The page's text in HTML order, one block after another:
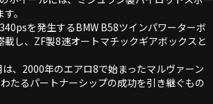
。
を発生するBMW B58ツインパワーターボ
し、ZF製8速オートマチックギアボックスと
、2000年のエアロ8で始まったマルヴァーン
たるパートナーシップの成功を引き継ぐもの